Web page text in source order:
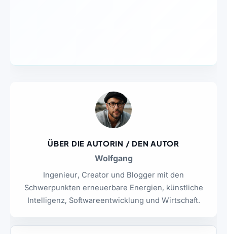
ÜBER DIE AUTORIN / DEN AUTOR
Wolfgang
Ingenieur, Creator und Blogger mit den
Schwerpunkten erneuerbare Energien, künstliche
Intelligenz, Softwareentwicklung und Wirtschaft.